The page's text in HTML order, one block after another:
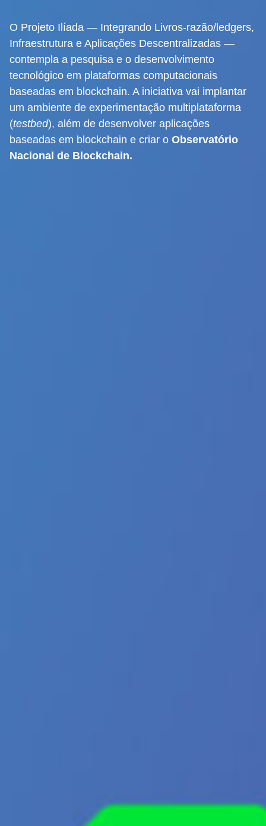
O Projeto Ilíada — Integrando Livros-razão/ledgers,
Infraestrutura e Aplicações Descentralizadas —
contempla a pesquisa e o desenvolvimento
tecnológico em plataformas computacionais
baseadas em blockchain. A iniciativa vai implantar
um ambiente de experimentação multiplataforma
(testbed), além de desenvolver aplicações
baseadas em blockchain e criar o Observatório
Nacional de Blockchain.